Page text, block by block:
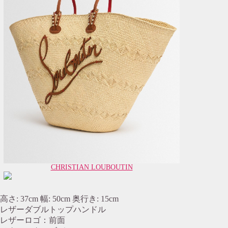
CHRISTIAN LOUBOUTIN
高さ: 37cm 幅: 50cm 奥行き: 15cm
レザーダブルトップハンドル
レザーロゴ：前面